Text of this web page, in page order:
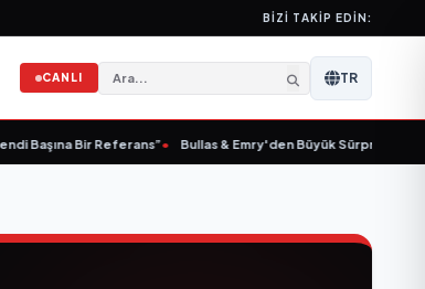
BIZI TAKIP EDIN:
CANLI TR
Başına Bir Referans”• Bullas & Emry'den Büyük Sürpriz! "Kaç